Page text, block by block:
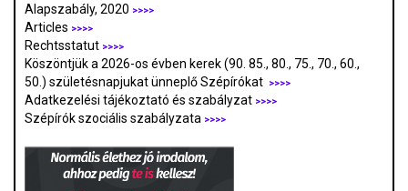
Alapszabály, 2020 >>>>
Articles >>>>
Rechtsstatut >>>>
Köszöntjük a 2026-os évben kerek (90. 85., 80., 75., 70., 60.,
50.) születésnapjukat ünneplő Szépírókat
>>>>
Adatkezelési tájékoztató és szabályzat >>>>
Szépírók szociális szabályzata >>>>